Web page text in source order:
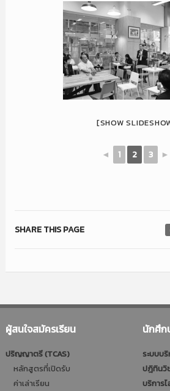
[SHOW
◄ 1 2 3 ►
SHARE THIS PAGE
ผู้สนใจสมัครเรียน
ปริญญาตรี (TCAS)
หลักสูตรที่เปิดรับ
ค่าเล่าเรียน
นักศึก
ระบบบ
ปฎิทินวิ
บริการ